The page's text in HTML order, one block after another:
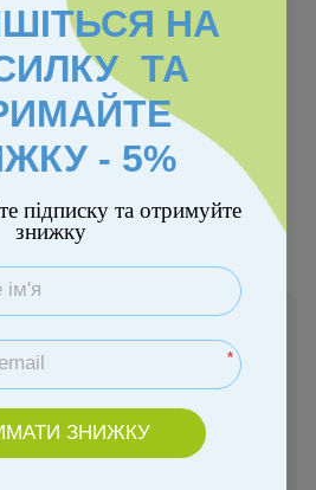
Купити
НА
ТА
- 5%
підписку та отримуйте
знижку
*
ЗНИЖКУ